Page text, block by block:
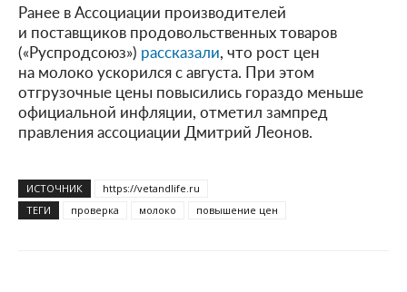
Ранее в Ассоциации производителей
и поставщиков продовольственных товаров
(«Руспродсоюз») рассказали, что рост цен
на молоко ускорился с августа. При этом
отгрузочные цены повысились гораздо меньше
официальной инфляции, отметил зампред
правления ассоциации Дмитрий Леонов.
ИСТОЧНИК
https://vetandlife.ru
ТЕГИ
проверка молоко повышение цен